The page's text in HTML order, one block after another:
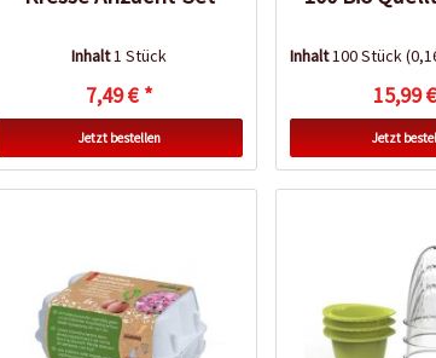
Inhalt1 Stück
7,49 € *
Jetzt bestellen
Inhalt100 Stück
15,99
Jetzt